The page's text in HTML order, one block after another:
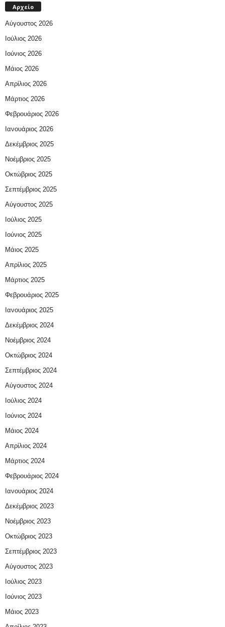
Αρχείο
Αύγουστος 2026
Ιούλιος 2026
Ιούνιος 2026
Μάιος 2026
Απρίλιος 2026
Μάρτιος 2026
Φεβρουάριος 2026
Ιανουάριος 2026
Δεκέμβριος 2025
Νοέμβριος 2025
Οκτώβριος 2025
Σεπτέμβριος 2025
Αύγουστος 2025
Ιούλιος 2025
Ιούνιος 2025
Μάιος 2025
Απρίλιος 2025
Μάρτιος 2025
Φεβρουάριος 2025
Ιανουάριος 2025
Δεκέμβριος 2024
Νοέμβριος 2024
Οκτώβριος 2024
Σεπτέμβριος 2024
Αύγουστος 2024
Ιούλιος 2024
Ιούνιος 2024
Μάιος 2024
Απρίλιος 2024
Μάρτιος 2024
Φεβρουάριος 2024
Ιανουάριος 2024
Δεκέμβριος 2023
Νοέμβριος 2023
Οκτώβριος 2023
Σεπτέμβριος 2023
Αύγουστος 2023
Ιούλιος 2023
Ιούνιος 2023
Μάιος 2023